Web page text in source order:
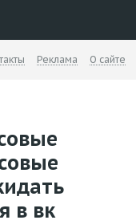
Реклама О сайте
в вк